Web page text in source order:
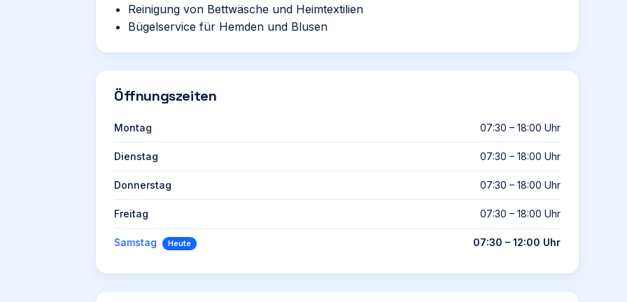
Reinigung von Bettwäsche und Heimtextilien
Bügelservice für Hemden und Blusen
Öffnungszeiten
Montag 07:30 – 18:00 Uhr
Dienstag 07:30 – 18:00 Uhr
Donnerstag 07:30 – 18:00 Uhr
Freitag 07:30 – 18:00 Uhr
Samstag Heute 07:30 – 12:00 Uhr